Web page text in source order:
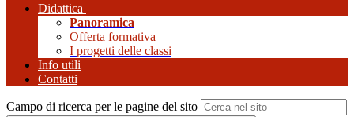
Didattica
Panoramica
Offerta formativa
I progetti delle classi
Info utili
Contatti
Campo di ricerca per le pagine del sito